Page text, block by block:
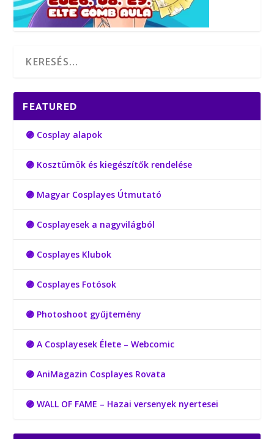
FEATURED
🟣 Cosplay alapok
🟣 Kosztümök és kiegészítők rendelése
🟣 Magyar Cosplayes Útmutató
🟣 Cosplayesek a nagyvilágból
🟣 Cosplayes Klubok
🟣 Cosplayes Fotósok
🟣 Photoshoot gyűjtemény
🟣 A Cosplayesek Élete – Webcomic
🟣 AniMagazin Cosplayes Rovata
🟣 WALL OF FAME – Hazai versenyek nyertesei